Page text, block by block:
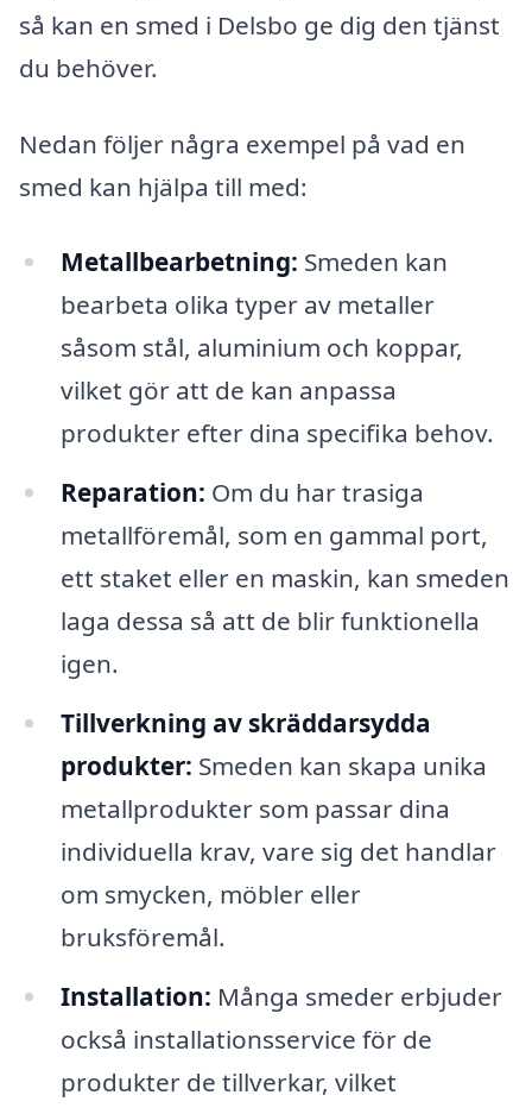
så kan en smed i Delsbo ge dig den tjänst
du behöver.
Nedan följer några exempel på vad en
smed kan hjälpa till med:
Metallbearbetning: Smeden kan
bearbeta olika typer av metaller
såsom stål, aluminium och koppar,
vilket gör att de kan anpassa
produkter efter dina specifika behov.
Reparation: Om du har trasiga
metallföremål, som en gammal port,
ett staket eller en maskin, kan smeden
laga dessa så att de blir funktionella
igen.
Tillverkning av skräddarsydda
produkter: Smeden kan skapa unika
metallprodukter som passar dina
individuella krav, vare sig det handlar
om smycken, möbler eller
bruksföremål.
Installation: Många smeder erbjuder
också installationsservice för de
produkter de tillverkar, vilket